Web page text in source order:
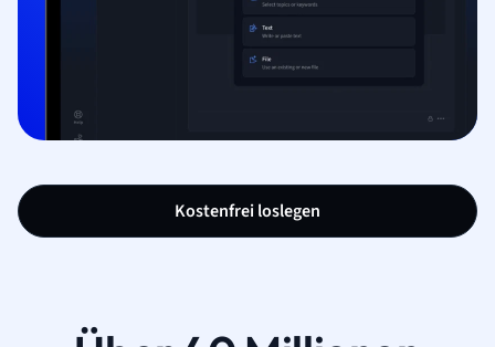
Kostenfrei loslegen